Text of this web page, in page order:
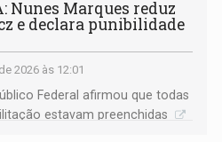
Nunes Marques reduz
e declara punibilidade
2026 às 12:01
Federal afirmou que todas
estavam preenchidas